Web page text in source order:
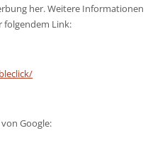
her. Weitere Informationen
folgendem Link:
Google: